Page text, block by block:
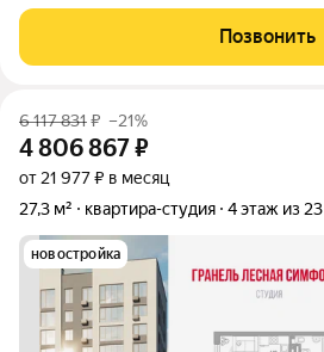
пространство по своему
Позвонить
6 117 831₽ –21%
4 806 867₽
от 21 977 ₽ в месяц
27,3 м²
квартира-студия 4 этаж из 23
новостройка